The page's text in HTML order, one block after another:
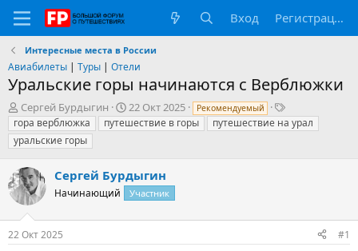
Вход Регистрация
Интересные места в России
Авиабилеты | Туры | Отели
Уральские горы начинаются с Верблюжки
А
в
т
о
р
т
е
м
ы
Сергей Бурдыгин
Д
а
т
а
ч
л
22 Окт 2025 Рекомендуемый
Т
е
г
гора верблюжка путешествие в горы
путешествие на урал
уральские горы
Сергей Бурдыгин
Начинающий Участник
22 Окт 2025 #1